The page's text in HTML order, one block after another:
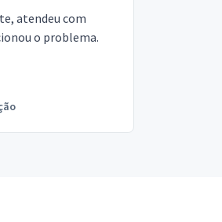
atendeu com
o problema.